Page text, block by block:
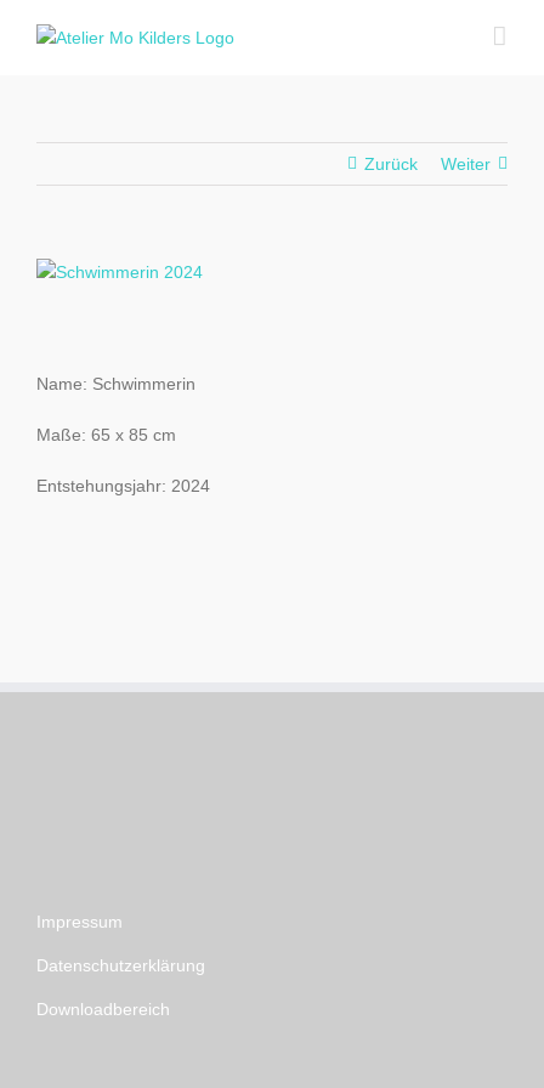
Inhalt
Zurück Weiter
View
Name: Schwimmerin
Maße: 65 x 85 cm
Entstehungsjahr: 2024
Impressum
Datenschutzerklärung
Downloadbereich